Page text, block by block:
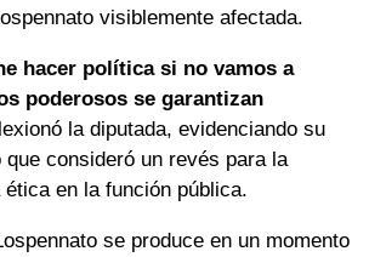
visiblemente afectada.
hacer política si no vamos a
poderosos se garantizan
la diputada, evidenciando su
consideró un revés para la
en la función pública.
se produce en un momento